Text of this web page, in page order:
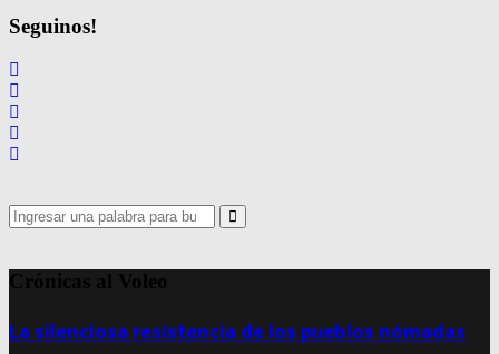
Seguinos!
Search
for:
Search
Crónicas al Voleo
La silenciosa resistencia de los pueblos nómadas